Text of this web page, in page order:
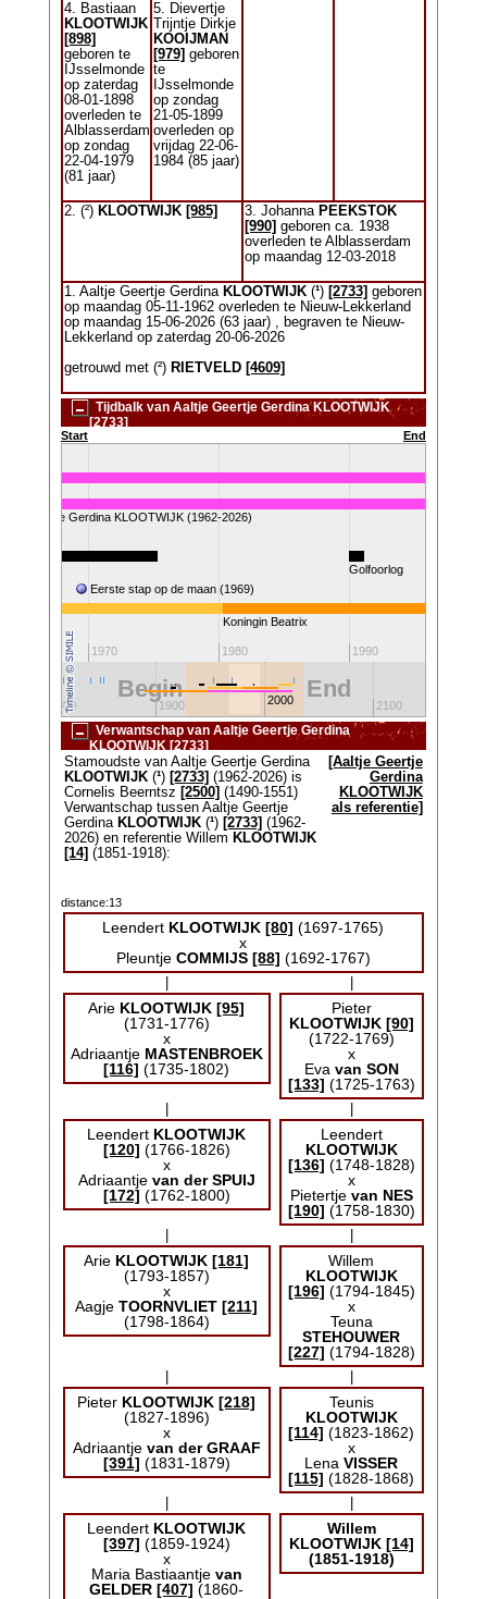
4. Bastiaan
KLOOTWIJK
[898]
geboren te
IJsselmonde
op zaterdag
08-01-1898
overleden te
Alblasserdam
op zondag
22-04-1979
(81 jaar)
5. Dievertje
Trijntje Dirkje
KOOIJMAN
[979] geboren
te
IJsselmonde
op zondag
21-05-1899
overleden op
vrijdag 22-06-
1984 (85 jaar)
2. (²) KLOOTWIJK [985] 3. Johanna PEEKSTOK
[990] geboren ca. 1938
overleden te Alblasserdam
op maandag 12-03-2018
1. Aaltje Geertje Gerdina KLOOTWIJK(¹) [2733] geboren
op maandag 05-11-1962 overleden te Nieuw-Lekkerland
op maandag 15-06-2026 (63 jaar) , begraven te Nieuw-
Lekkerland op zaterdag 20-06-2026
getrouwd met (²) RIETVELD [4609]
Tijdbalk van Aaltje Geertje Gerdina KLOOTWIJK
[2733]
Start End
1970 1980 1990
Golfoorlog
Koningin Beatrix
Eerste stap op de maan (1969)
Geertje Gerdina KLOOTWIJK (1962-2026)
1800 1900 2000 2100
Begin End
Verwantschap van Aaltje Geertje Gerdina
KLOOTWIJK [2733]
Stamoudste van Aaltje Geertje Gerdina
KLOOTWIJK(¹) [2733] (1962-2026) is
Cornelis Beerntsz [2500] (1490-1551)
Verwantschap tussen Aaltje Geertje
Gerdina KLOOTWIJK(¹) [2733] (1962-
2026) en referentie Willem KLOOTWIJK
[14] (1851-1918):
[Aaltje Geertje
Gerdina
KLOOTWIJK
als referentie]
distance:13
Leendert KLOOTWIJK [80] (1697-1765)
x
Pleuntje COMMIJS [88] (1692-1767)
Arie KLOOTWIJK [95]
(1731-1776)
x
Adriaantje MASTENBROEK
[116] (1735-1802)
Pieter
KLOOTWIJK [90]
(1722-1769)
x
Eva van SON
[133] (1725-1763)
Leendert KLOOTWIJK
[120] (1766-1826)
x
Adriaantje van der SPUIJ
[172] (1762-1800)
Leendert
KLOOTWIJK
[136] (1748-1828)
x
Pietertje van NES
[190] (1758-1830)
Arie KLOOTWIJK [181]
(1793-1857)
x
AagjeTOORNVLIET [211]
(1798-1864)
Willem
KLOOTWIJK
[196] (1794-1845)
x
Teuna
STEHOUWER
[227] (1794-1828)
Pieter KLOOTWIJK [218]
(1827-1896)
x
Adriaantje van der GRAAF
[391] (1831-1879)
Teunis
KLOOTWIJK
[114] (1823-1862)
x
LenaVISSER
[115] (1828-1868)
Leendert KLOOTWIJK
[397] (1859-1924)
x
Maria Bastiaantje van
GELDER [407] (1860-
Willem
KLOOTWIJK [14]
(1851-1918)